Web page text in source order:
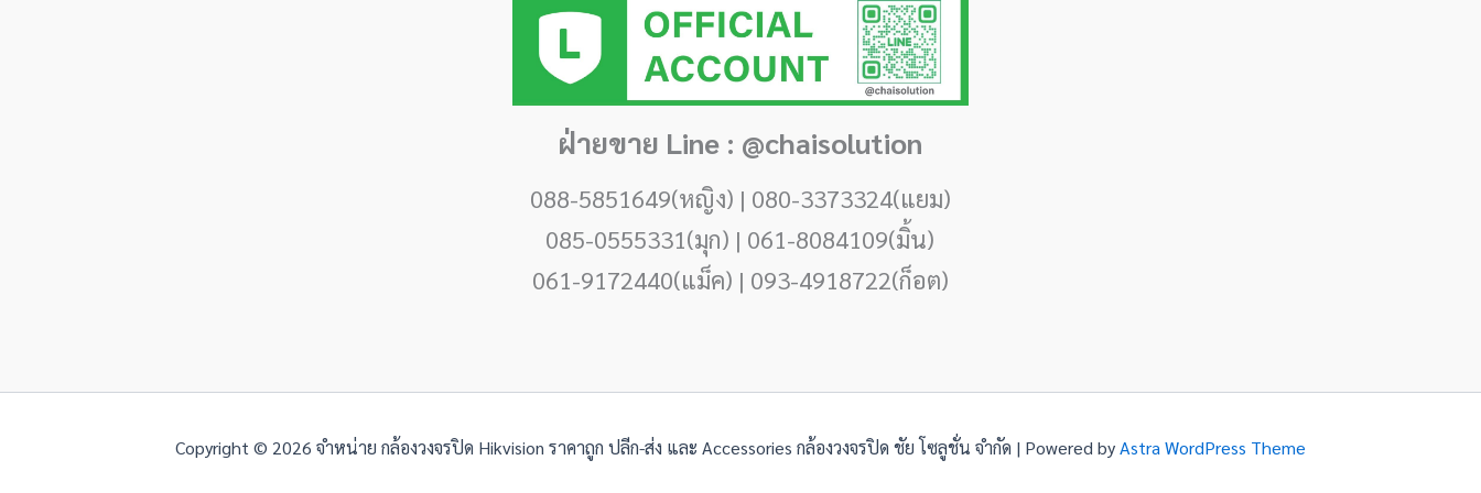
ฝ่ายขาย Line : @chaisolution
088-5851649(หญิง) | 080-3373324(แยม)
085-0555331(มุก) | 061-8084109(มิ้น)
061-9172440(แม็ค) | 093-4918722(ก็อต)
Copyright © 2026 จำหน่าย กล้องวงจรปิด Hikvision ราคาถูก ปลีก-ส่ง และ Accessories กล้องวงจรปิด ชัย โซลูชั่น จำกัด | Powered byAstra WordPress Theme